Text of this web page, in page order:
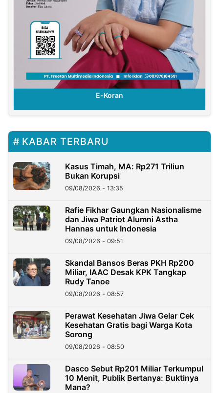
E-Koran
KABAR TERBARU
Kasus Timah, MA: Rp271 Triliun
Bukan Korupsi
09/08/2026 - 13:35
Rafie Fikhar Gaungkan Nasionalisme
dan Jiwa Patriot Alumni Astha
Hannas untuk Indonesia
09/08/2026 - 09:51
Skandal Bansos Beras PKH Rp200
Miliar, IAAC Desak KPK Tangkap
Rudy Tanoe
09/08/2026 - 08:57
Perawat Kesehatan Jiwa Gelar Cek
Kesehatan Gratis bagi Warga Kota
Sorong
09/08/2026 - 08:50
Dasco Sebut Rp201 Miliar Terkumpul
10 Menit, Publik Bertanya: Buktinya
Mana?